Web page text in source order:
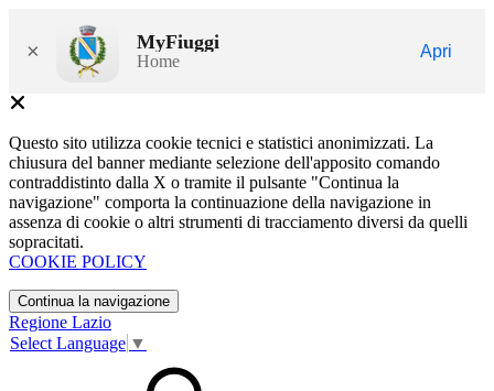
× MyFiuggi
Home
Apri
Questo sito utilizza cookie tecnici e statistici anonimizzati. La
chiusura del banner mediante selezione dell'apposito comando
contraddistinto dalla X o tramite il pulsante "Continua la
navigazione" comporta la continuazione della navigazione in
assenza di cookie o altri strumenti di tracciamento diversi da quelli
sopracitati.
COOKIE POLICY
Continua la navigazione
Regione Lazio
Select Language ▼